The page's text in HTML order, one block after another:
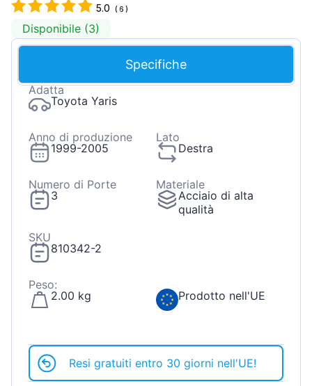
5.0 (6 )
Disponibile (3)
Specifiche
Adatta
Toyota Yaris
Anno di produzione
1999-2005
Lato
Destra
Numero di Porte
3
Materiale
Acciaio di alta
qualità
SKU
810342-2
Peso:
2.00 kg
Prodotto nell'UE
Resi gratuiti entro 30 giorni nell'UE!